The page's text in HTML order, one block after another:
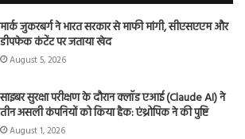
मार्क जुकरबर्ग ने भारत सरकार से माफी मांगी, सीएसएएम और
डीपफेक कंटेंट पर जताया खेद
August 5, 2026
साइबर सुरक्षा परीक्षण के दौरान क्लॉड एआई (Claude AI) ने
तीन असली कंपनियों को किया हैक: एंथ्रोपिक ने की पुष्टि
August 1, 2026